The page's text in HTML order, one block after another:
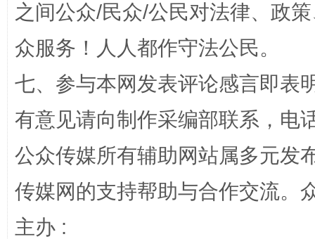
公平竞争审查“十大案例”出炉！
之间公众/民众/公民对法律、政
众服务！人人都作守法公民。
七、参与本网发表评论感言即表
有意见请向制作采编部联系，电
公众传媒所有辅助网站属多元发
传媒网的支持帮助与合作交流。
主办 :